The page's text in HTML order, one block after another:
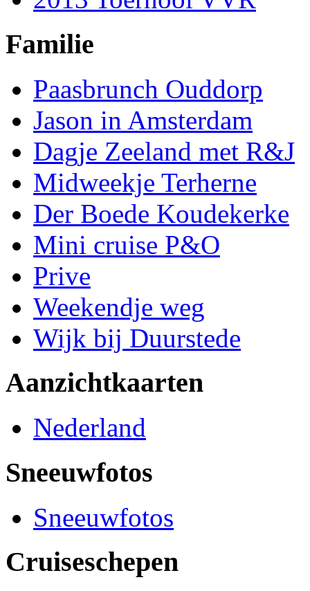
Familie
Paasbrunch Ouddorp
Jason in Amsterdam
Dagje Zeeland met R&J
Midweekje Terherne
Der Boede Koudekerke
Mini cruise P&O
Prive
Weekendje weg
Wijk bij Duurstede
Aanzichtkaarten
Nederland
Sneeuwfotos
Sneeuwfotos
Cruiseschepen